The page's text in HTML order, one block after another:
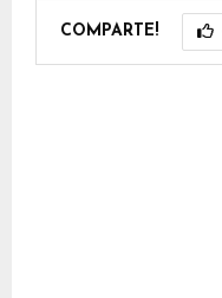
COMPARTE!